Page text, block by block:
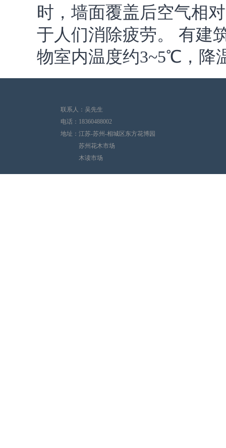
时，墙面覆盖后空气相
于人们消除疲劳。 有建
物室内温度约3~5℃，降
联系人：吴先生
电话：18360488002
地址：江苏-苏州-相城区东方花博园
苏州花木市场
木读市场